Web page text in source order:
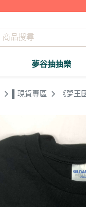
夢谷抽抽樂
▌現貨專區 《夢王